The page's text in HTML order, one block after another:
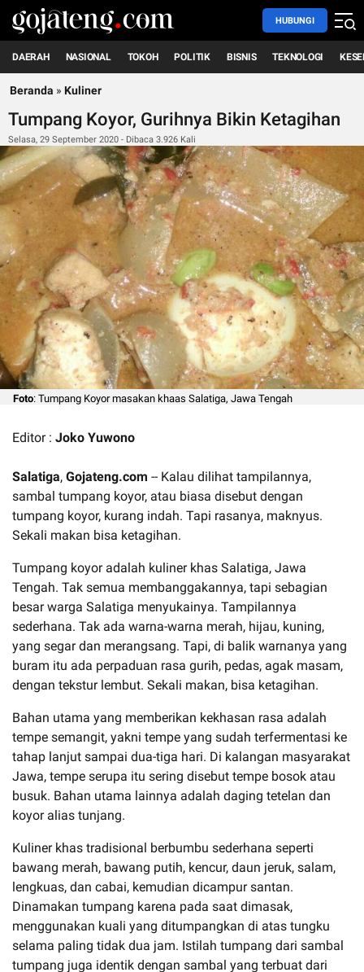
HUBUNGI
DAERAH NASIONAL TOKOH POLITIK BISNIS TEKNOLOGI
Beranda » Kuliner
Tumpang Koyor, Gurihnya Bikin Ketagihan
Selasa, 29 September 2020 - Dibaca 3.926 Kali
Foto: Tumpang Koyor masakan khaas Salatiga, Jawa Tengah
Editor : Joko Yuwono
Salatiga, Gojateng.com -- Kalau dilihat tampilannya,
sambal tumpang koyor, atau biasa disebut dengan
tumpang koyor, kurang indah. Tapi rasanya, maknyus.
Sekali makan bisa ketagihan.
Tumpang koyor adalah kuliner khas Salatiga, Jawa
Tengah. Tak semua membanggakannya, tapi sebagian
besar warga Salatiga menyukainya. Tampilannya
sederhana. Tak ada warna-warna merah, hijau, kuning,
yang segar dan merangsang. Tapi, di balik warnanya yang
buram itu ada perpaduan rasa gurih, pedas, agak masam,
dengan tekstur lembut. Sekali makan, bisa ketagihan.
Bahan utama yang memberikan kekhasan rasa adalah
tempe semangit, yakni tempe yang sudah terfermentasi ke
tahap lanjut sampai dua-tiga hari. Di kalangan masyarakat
Jawa, tempe serupa itu sering disebut tempe bosok atau
busuk. Bahan utama lainnya adalah daging tetelan dan
koyor alias tunjang.
Kuliner khas tradisional berbumbu sederhana seperti
bawang merah, bawang putih, kencur, daun jeruk, salam,
lengkuas, dan cabai, kemudian dicampur santan.
Dinamakan tumpang karena pada saat dimasak,
menggunakan kuali yang ditumpangkan di atas tungku
selama paling tidak dua jam. Istilah tumpang dari sambal
tumpang juga identik dengan sambal yang terbuat dari